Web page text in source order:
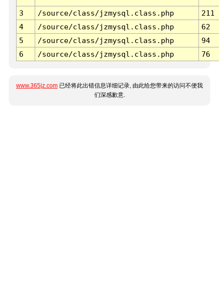
3 /source/class/jzmysql.class.php
211
4
/source/class/jzmysql.class.php
62
5
/source/class/jzmysql.class.php
94
6
/source/class/jzmysql.class.php 76
www.365jz.com 已经将此出错信息详细记录, 由此给您带来的访问不便我
们深感歉意.